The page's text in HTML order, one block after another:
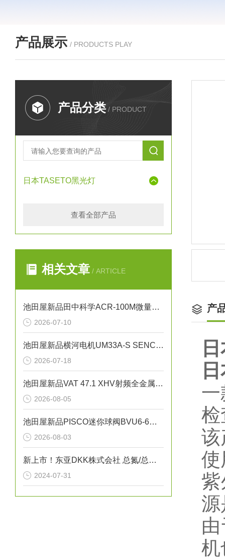
产品展示 / PRODUCTS PLAY
产品分类 / PRODUCT
日本TASETO黑光灯
查看全部产品
相关文章 / ARTICLE
池田屋新品田中科学ACR-100M微量残碳含量测试仪
2026-07-10
池田屋新品横河电机UM33A-S SENCOM指示计
2026-07-18
池田屋新品VAT 47.1 XHV射频全金属闸阀47146-CE44正式发布
2026-08-05
池田屋新品PISCO迷你球阀BVU6-6正式发布
2026-08-03
新上市！东亚DKK株式会社 总氮/总磷/COD自动测定装置“NPW-400型”
2024-07-31
产
检
该
使
机